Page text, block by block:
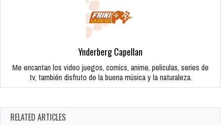
Ynderberg Capellan
Me encantan los video juegos, comics, anime, peliculas, series de
tv, también disfruto de la buena música y la naturaleza.
RELATED ARTICLES